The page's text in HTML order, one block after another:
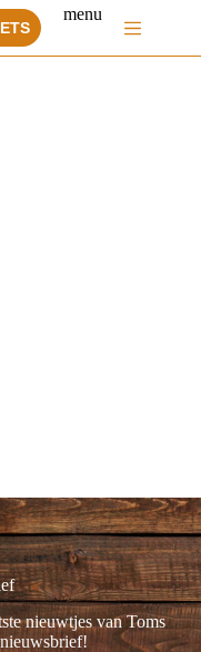
menu
nieuwtjes van Toms